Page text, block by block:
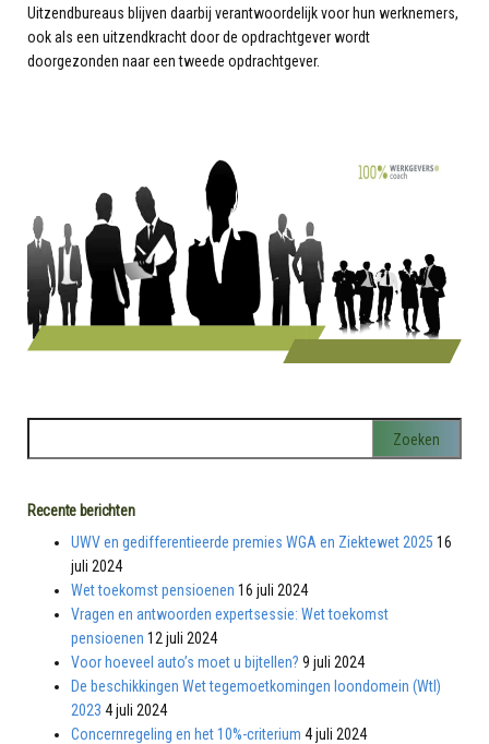
Uitzendbureaus blijven daarbij verantwoordelijk voor hun werknemers,
ook als een uitzendkracht door de opdrachtgever wordt
doorgezonden naar een tweede opdrachtgever.
Recente berichten
UWV en gedifferentieerde premies WGA en Ziektewet 2025 16
juli 2024
Wet toekomst pensioenen 16 juli 2024
Vragen en antwoorden expertsessie: Wet toekomst
pensioenen 12 juli 2024
Voor hoeveel auto’s moet u bijtellen? 9 juli 2024
De beschikkingen Wet tegemoetkomingen loondomein (Wtl)
2023 4 juli 2024
Concernregeling en het 10%-criterium 4 juli 2024